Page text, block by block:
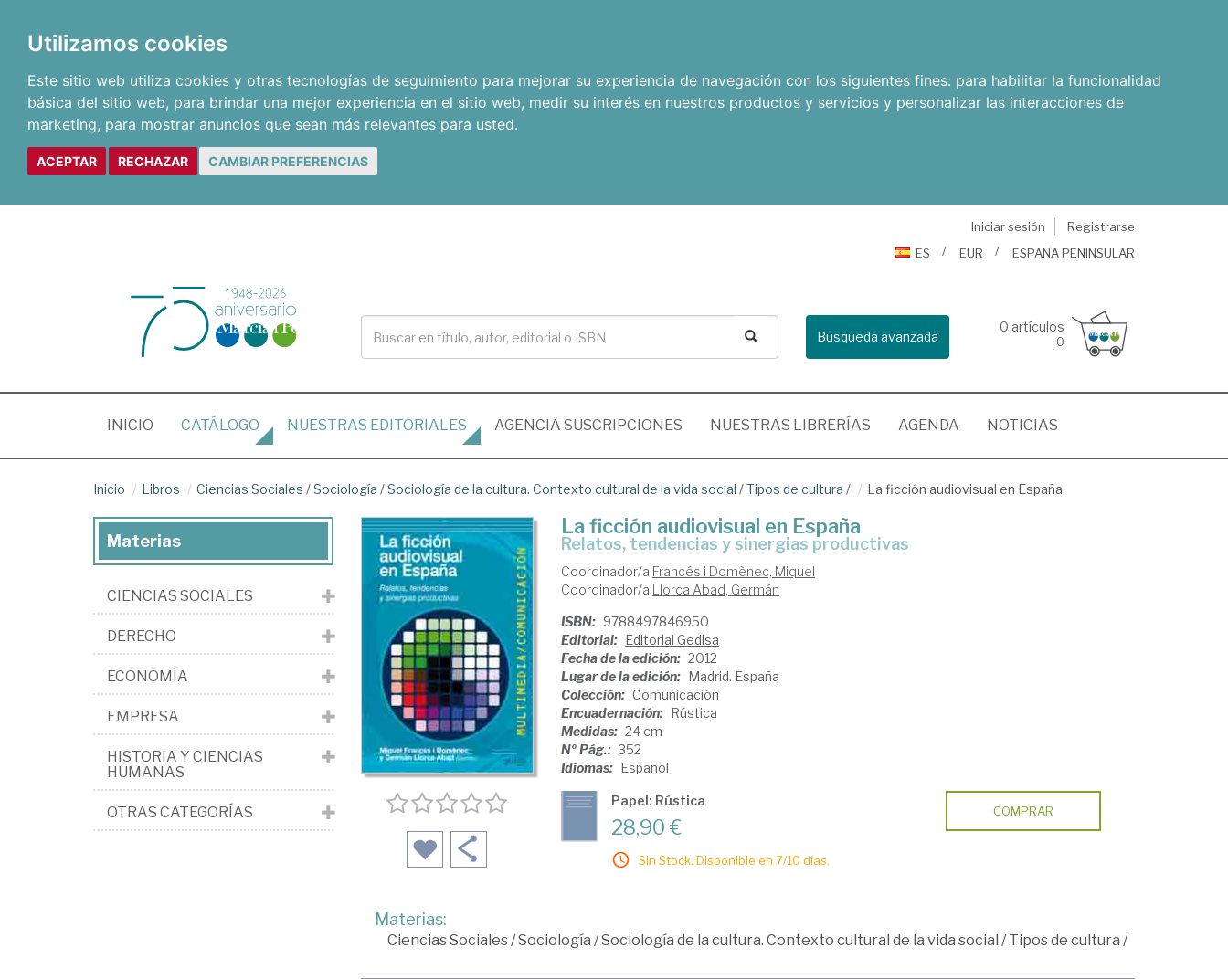
Utilizamos cookies
Este sitio web utiliza cookies y otras tecnologías de seguimiento para mejorar su experiencia de navegación con los siguientes fines: para habilitar la funcionalidad
básica del sitio web, para brindar una mejor experiencia en el sitio web, medir su interés en nuestros productos y servicios y personalizar las interacciones de
marketing, para mostrar anuncios que sean más relevantes para usted.
ACEPTAR RECHAZAR CAMBIAR PREFERENCIAS
Iniciar sesión
Registrarse
ES
EUR ESPAÑA PENINSULAR
Busqueda avanzada
0 artículos
0
INICIO (CURRENT)
CATÁLOGO NUESTRAS EDITORIALES AGENCIA SUSCRIPCIONES NUESTRAS LIBRERÍAS AGENDA NOTICIAS
Inicio Libros Ciencias Sociales /Sociología /Sociología de la cultura. Contexto cultural de la vida social /Tipos de cultura / La ficción audiovisual en España
La ficción audiovisual en España
relatos, tendencias y sinergias productivas
Coordinador/a Francés i Domènec, Miquel
Coordinador/a Llorca Abad, Germán
ISBN: 9788497846950
Editorial: Editorial Gedisa
Fecha de la edición: 2012
Lugar de la edición: Madrid. España
Colección: Comunicación
Encuadernación: Rústica
Medidas: 24 cm
Nº Pág.: 352
Idiomas: Español
Papel: Rústica
28,90 €
Sin Stock. Disponible en 7/10 días.
COMPRAR
Materias:
Ciencias Sociales/Sociología /Sociología de la cultura. Contexto cultural de la vida social /Tipos de cultura /
Materias
CIENCIAS SOCIALES
DERECHO
ECONOMÍA
EMPRESA
HISTORIA Y CIENCIAS
HUMANAS
OTRAS CATEGORÍAS